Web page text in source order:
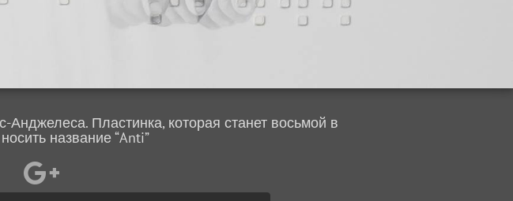
Пластинка, которая станет восьмой в
название “Anti”